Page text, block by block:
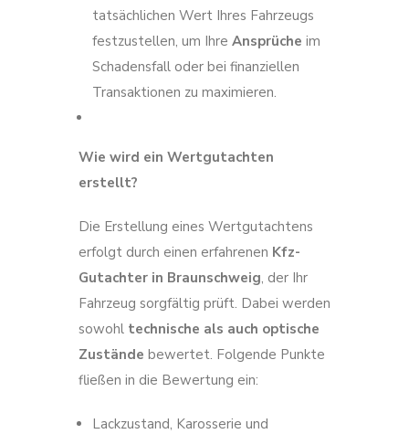
tatsächlichen Wert Ihres Fahrzeugs
festzustellen, um Ihre Ansprüche im
Schadensfall oder bei finanziellen
Transaktionen zu maximieren.
Wie wird ein Wertgutachten
erstellt?
Die Erstellung eines Wertgutachtens
erfolgt durch einen erfahrenen Kfz-
Gutachter in Braunschweig, der Ihr
Fahrzeug sorgfältig prüft. Dabei werden
sowohl technische als auch optische
Zustände bewertet. Folgende Punkte
fließen in die Bewertung ein:
Lackzustand, Karosserie und